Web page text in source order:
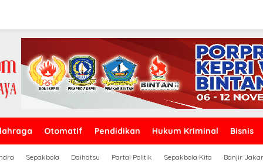
Otomatif Pendidikan Hukum Kriminal Bisnis
Sepakbola Daihatsu Partai Politik Sepakbola Kita Banjir